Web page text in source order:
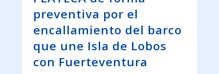
preventiva por el
encallamiento del barco
que une Isla de Lobos
con Fuerteventura